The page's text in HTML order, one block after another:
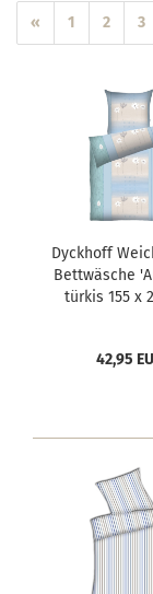
« 1 2 3
Dyckhoff
Bettwäsche
türkis 155 x
42,95